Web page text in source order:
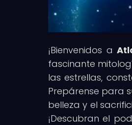
¡Bienvenidos a
fascinante
las estrellas,
Prepárense para
belleza y el
¡Descubran el